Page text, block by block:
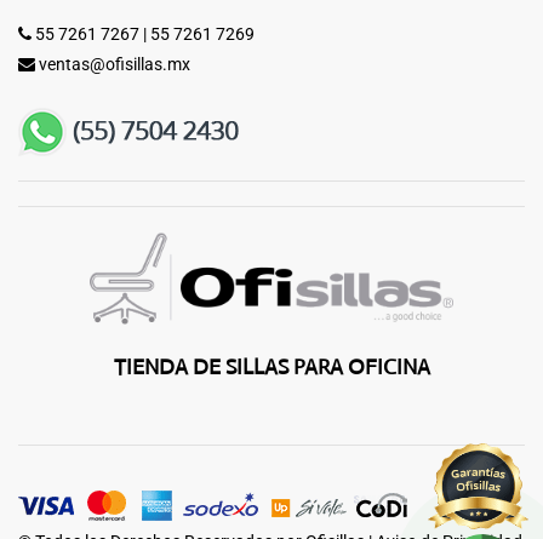
55 7261 7267 | 55 7261 7269
ventas@ofisillas.mx
TIENDA DE SILLAS PARA OFICINA